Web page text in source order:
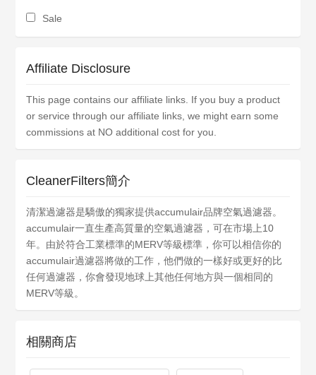
Sale
Affiliate Disclosure
This page contains our affiliate links. If you buy a product
or service through our affiliate links, we might earn some
commissions at NO additional cost for you.
CleanerFilters簡介
清潔過濾器是驕傲的獨家提供accumulair品牌空氣過濾器。
accumulair一直生產高質量的空氣過濾器，可在市場上10
年。由於符合工業標準的MERV等級標準，你可以相信你的
accumulair過濾器將做的工作，他們做的一樣好或更好的比
任何過濾器，你會發現地球上其他任何地方與一個相同的
MERV等級。
相關商店